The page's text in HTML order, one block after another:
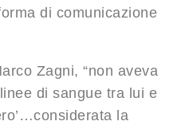
di comunicazione
Zagni, “non aveva
di sangue tra lui e
la